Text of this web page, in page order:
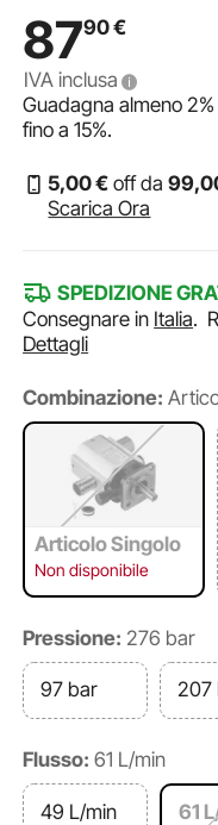
8790€
IVA inclusa
Guadagna almeno2%
fino a15%.
5,00€ off da99
Scarica Ora
SPEDIZIONE
Consegnare in Italia.
Dettagli
Combinazione:
Articolo Singolo
Non disponibile
Pressione: 276 bar
97 bar 207
Flusso: 61 L/min
49 L/min 61